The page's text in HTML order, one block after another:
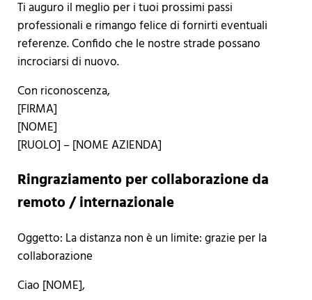
Ti auguro il meglio per i tuoi prossimi passi
professionali e rimango felice di fornirti eventuali
referenze. Confido che le nostre strade possano
incrociarsi di nuovo.
Con riconoscenza,
[FIRMA]
[NOME]
[RUOLO] – [NOME AZIENDA]
Ringraziamento per collaborazione da
remoto / internazionale
Oggetto: La distanza non è un limite: grazie per la
collaborazione
Ciao [NOME],